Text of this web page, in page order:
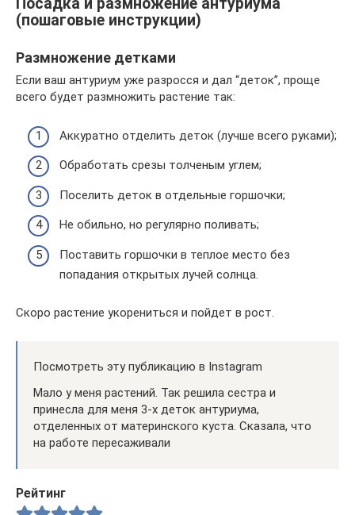
(пошаговые инструкции)
Размножение детками
Если ваш антуриум уже разросся и дал “деток”, проще
всего будет размножить растение так:
Аккуратно отделить деток (лучше всего руками);
Обработать срезы толченым углем;
Поселить деток в отдельные горшочки;
Не обильно, но регулярно поливать;
Поставить горшочки в теплое место без
попадания открытых лучей солнца.
Скоро растение укорениться и пойдет в рост.
Посмотреть эту публикацию в Instagram
Мало у меня растений. Так решила сестра и
принесла для меня 3-х деток антуриума,
отделенных от материнского куста. Сказала, что
на работе пересаживали
Рейтинг